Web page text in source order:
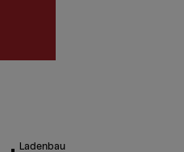
Ladenbau